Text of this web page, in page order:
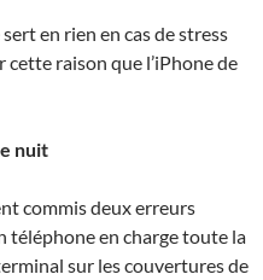
en rien en cas de stress
cette raison que l’iPhone de
nuit
commis deux erreurs
téléphone en charge toute la
sur les couvertures de